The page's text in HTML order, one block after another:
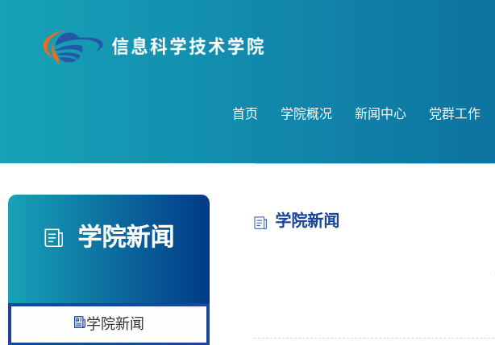
首页 学院概况 新闻中心 党群工作
学院新闻
学院新闻
学院新闻